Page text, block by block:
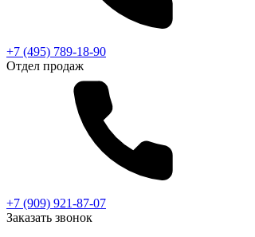
+7 (495) 789-18-90
Отдел продаж
+7 (909) 921-87-07
Заказать звонок